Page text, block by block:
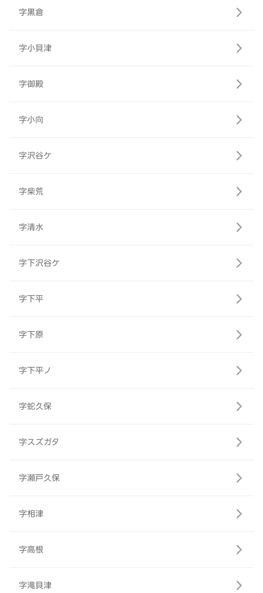
字黒倉
字小貝津
字御殿
字小向
字沢谷ケ
字柴荒
字清水
字下沢谷ケ
字下平
字下原
字下平ノ
字蛇久保
字スズガタ
字瀬戸久保
字相津
字高根
字滝貝津